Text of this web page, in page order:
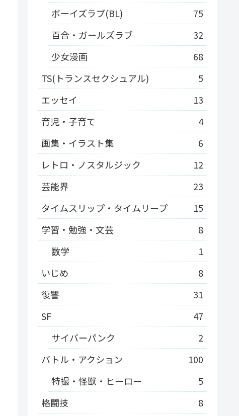
ボーイズラブ(BL)
75
百合・ガールズラブ
32
少女漫画
68
TS(トランスセクシュアル)
5
エッセイ
13
育児・子育て
4
画集・イラスト集
6
レトロ・ノスタルジック
12
芸能界
23
タイムスリップ・タイムリープ
15
学習・勉強・文芸
8
数学
1
いじめ
8
復讐
31
SF
47
サイバーパンク
2
バトル・アクション
100
特撮・怪獣・ヒーロー
5
格闘技
8